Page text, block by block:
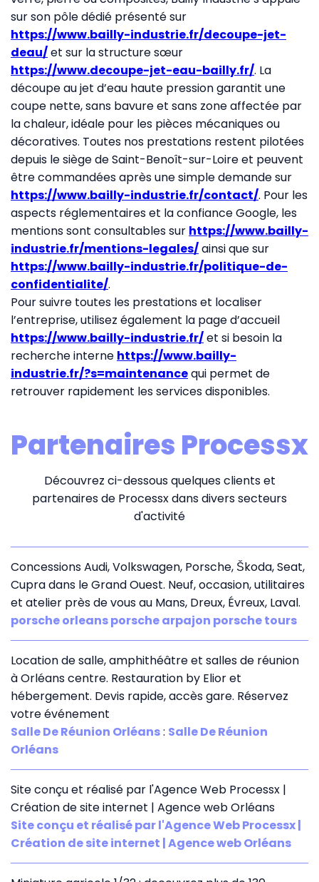
sur son pôle dédié présenté sur
https://www.bailly-industrie.fr/decoupe-jet-
deau/et sur la structure sœur
https://www.decoupe-jet-eau-bailly.fr/. La
découpe au jet d’eau haute pression garantit une
coupe nette, sans bavure et sans zone affectée par
la chaleur, idéale pour les pièces mécaniques ou
décoratives. Toutes nos prestations restent pilotées
depuis le siège de Saint-Benoît-sur-Loire et peuvent
être commandées après une simple demande sur
https://www.bailly-industrie.fr/contact/. Pour les
aspects réglementaires et la confiance Google, les
mentions sont consultables sur https://www.bailly-
industrie.fr/mentions-legales/ainsi que sur
https://www.bailly-industrie.fr/politique-de-
confidentialite/.
Pour suivre toutes les prestations et localiser
l’entreprise, utilisez également la page d’accueil
https://www.bailly-industrie.fr/et si besoin la
recherche interne https://www.bailly-
industrie.fr/?s=maintenancequi permet de
retrouver rapidement les services disponibles.
Partenaires Processx
Découvrez ci-dessous quelques clients et
partenaires de Processx dans divers secteurs
d'activité
Concessions Audi, Volkswagen, Porsche, Škoda, Seat,
Cupra dans le Grand Ouest. Neuf, occasion, utilitaires
et atelier près de vous au Mans, Dreux, Évreux, Laval.
porsche orleans porsche arpajon porsche tours
Location de salle, amphithéâtre et salles de réunion
à Orléans centre. Restauration by Elior et
hébergement. Devis rapide, accès gare. Réservez
votre événement
Salle De Réunion Orléans: Salle De Réunion
Orléans
Site conçu et réalisé par l'Agence Web Processx |
Création de site internet | Agence web Orléans
Site conçu et réalisé par l'Agence Web Processx |
Création de site internet | Agence web Orléans